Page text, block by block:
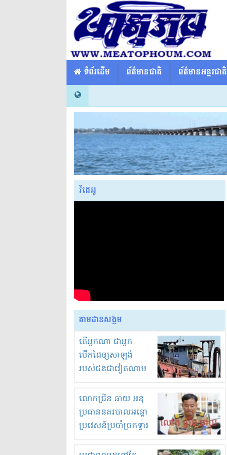
​​ ទំព័រដើម ព័ត៌មានជាតិ ព័ត៌មានអន្តរជាតិ
វីដេអូ
តាមដានសង្គម
តើអ្នកណា ជាអ្នក
បើកដៃឲ្យសាឡង់
របស់ជនជាវៀតណាម
ចូល មកខុស
ច្បាប់លួចបូមខ្សាច់នៅ
ក្នុងប្រទេសកម្ពុជា
លោកជ្រិន ឆាយ អនុ
ប្រធាននគរបាលអន្តោ
ប្រវេសន៍ប្រចាំច្រកទ្វារ
ព្រំដែនភ្នំឌិន និងឈ្មួញ